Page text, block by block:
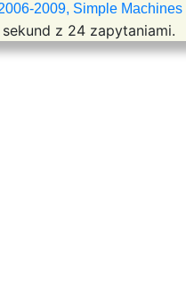
2009, Simple Machines
z 24 zapytaniami.